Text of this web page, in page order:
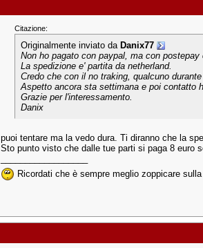
Citazione:
Originalmente inviato da Danix77
Non ho pagato con paypal, ma con postepay
La spedizione e' partita da netherland.
Credo che con il no traking, qualcuno
Aspetto ancora sta settimana e poi contatto
Grazie per l'interessamento.
Danix
puoi tentare ma la vedo dura. Ti diranno che la
Sto punto visto che dalle tue parti si paga 8 euro
Ricordati che è sempre meglio zoppicare